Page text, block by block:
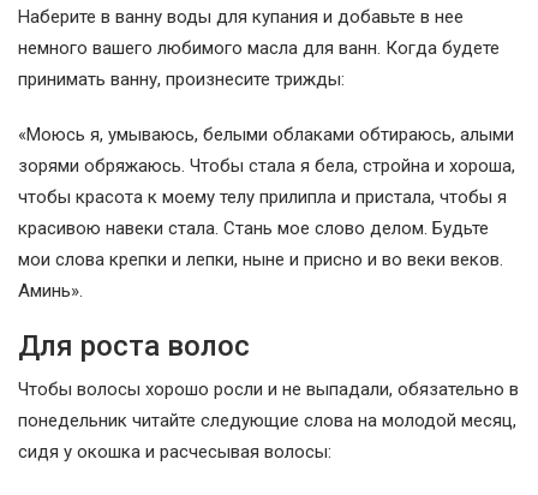
Наберите в ванну воды для купания и добавьте в нее
немного вашего любимого масла для ванн. Когда будете
принимать ванну, произнесите трижды:
«Моюсь я, умываюсь, белыми облаками обтираюсь, алыми
зорями обряжаюсь. Чтобы стала я бела, стройна и хороша,
чтобы красота к моему телу прилипла и пристала, чтобы я
красивою навеки стала. Стань мое слово делом. Будьте
мои слова крепки и лепки, ныне и присно и во веки веков.
Аминь».
Для роста волос
Чтобы волосы хорошо росли и не выпадали, обязательно в
понедельник читайте следующие слова на молодой месяц,
сидя у окошка и расчесывая волосы: